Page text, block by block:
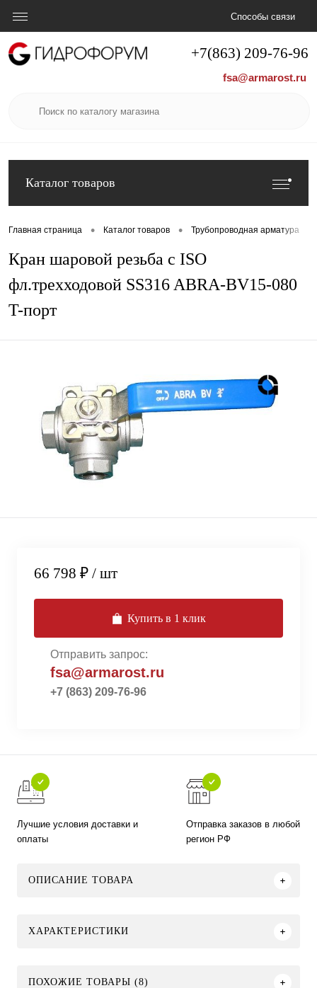
+7(863) 209-76-96
fsa@armarost.ru
Способы связи
Каталог товаров
Главная страница • Каталог товаров • Трубопроводная арматура
Кран шаровой резьба с ISO
фл.трехходовой SS316 ABRA-BV15-080
T-порт
66 798 ₽ / шт
Купить в 1 клик
Отправить запрос:
fsa@armarost.ru
+7 (863) 209-76-96
Лучшие условия доставки и
оплаты
Отправка заказов в любой
регион РФ
ОПИСАНИЕ ТОВАРА
ХАРАКТЕРИСТИКИ
ПОХОЖИЕ ТОВАРЫ (8)